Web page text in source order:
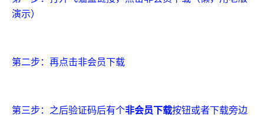
演示）
第二步：再点击非会员下载
第三步：之后验证码后有个非会员下载按钮或者下载旁边